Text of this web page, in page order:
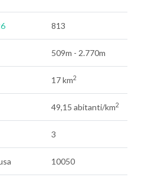
813
509m - 2.770m
17 km2
49,15 abitanti/km2
3
10050